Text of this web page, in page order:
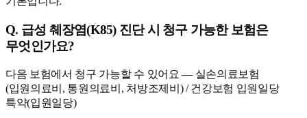
Q. 급성 췌장염(K85) 진단 시 청구 가능한 보험은
무엇인가요?
다음 보험에서 청구 가능할 수 있어요 — 실손의료보험
(입원의료비, 통원의료비, 처방조제비) / 건강보험 입원일당
특약(입원일당)